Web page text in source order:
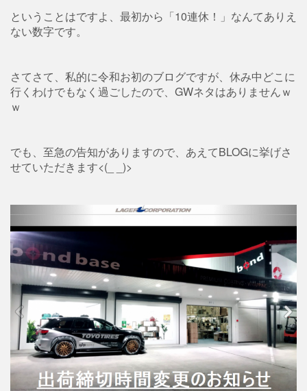
ということはですよ、最初から「10連休！」なんてありえ
ない数字です。
さてさて、私的に令和お初のブログですが、休み中どこに
行くわけでもなく過ごしたので、GWネタはありませんｗ
ｗ
でも、至急の告知がありますので、あえてBLOGに挙げさ
せていただきます<(_ _)>